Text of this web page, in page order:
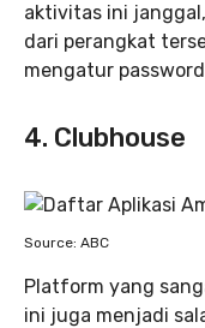
aktivitas ini
dari perangkat
mengatur
4. Clubhouse
Source: ABC
Platform yang
ini juga menjadi